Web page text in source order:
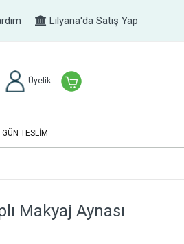
Lilyana'da Satış Yap
Üyelik
GÜN TESLİM
Makyaj Aynası